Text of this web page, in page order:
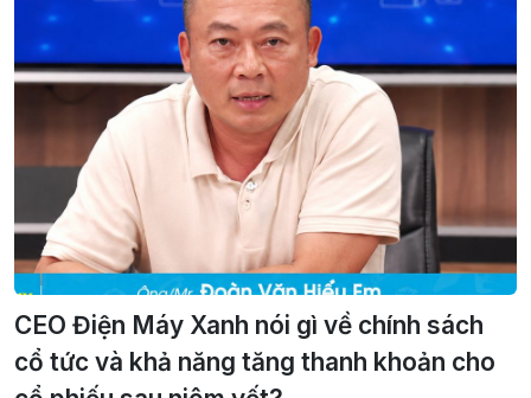
CEO Điện Máy Xanh nói gì về chính sách
cổ tức và khả năng tăng thanh khoản cho